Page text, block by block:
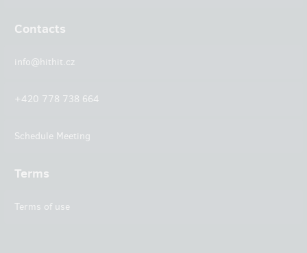
Contacts
info@hithit.cz
+420 778 738 664
Schedule Meeting
Terms
Terms of use